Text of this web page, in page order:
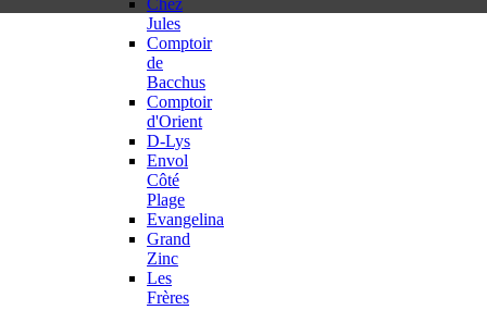
Chez
Jules
Comptoir
de
Bacchus
Comptoir
d'Orient
D-Lys
Envol
Côté
Plage
Evangelina
Grand
Zinc
Les
Frères